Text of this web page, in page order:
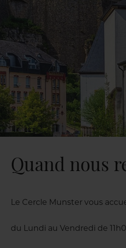
Quand nous
Le Cercle Munster vous
du Lundi au Vendredi de